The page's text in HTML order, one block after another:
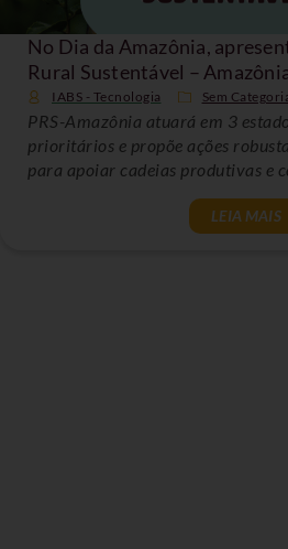
No Dia da Amazônia,
Rural Sustentável –
IABS - Tecnologia Sem
PRS-Amazônia atuará em 3
prioritários e propõe ações
para apoiar cadeias produtivas e
LEIA MAIS